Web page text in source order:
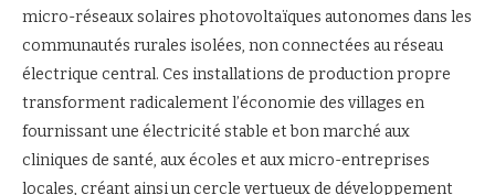
micro-réseaux solaires photovoltaïques autonomes dans les
communautés rurales isolées, non connectées au réseau
électrique central. Ces installations de production propre
transforment radicalement l’économie des villages en
fournissant une électricité stable et bon marché aux
cliniques de santé, aux écoles et aux micro-entreprises
locales, créant ainsi un cercle vertueux de développement